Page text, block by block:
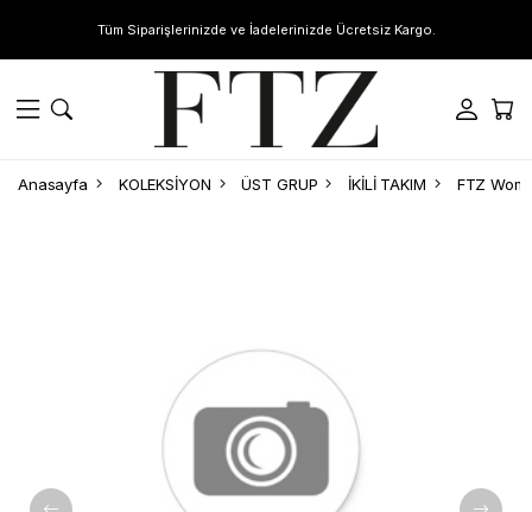
Tüm Siparişlerinizde ve İadelerinizde Ücretsiz Kargo.
Anasayfa KOLEKSİYON ÜST GRUP İKİLİ TAKIM FTZ